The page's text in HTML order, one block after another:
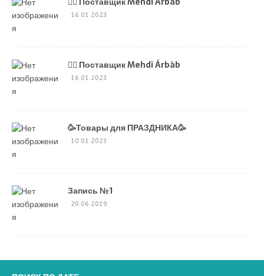
16.01.2023
💁‍♂ Поставщик Mehdi Árbàb
16.01.2023
🥳Товары для ПРАЗДНИКА🥳
10.01.2023
Запись №1
20.06.2019